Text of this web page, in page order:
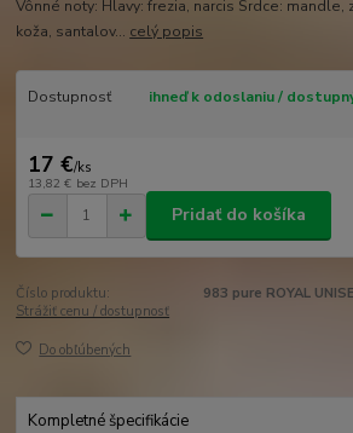
Vônné noty: Hlavy: frezia, narcis Srdce: mandle,
koža, santalov... celý popis
Dostupnosť ihneď k odoslaniu /
17 €/ks
13,82 € bez DPH
Pridať do košíka
Číslo produktu:
983 pure ROYAL
Strážiť cenu / dostupnosť
Do obľúbených
Kompletné špecifikácie